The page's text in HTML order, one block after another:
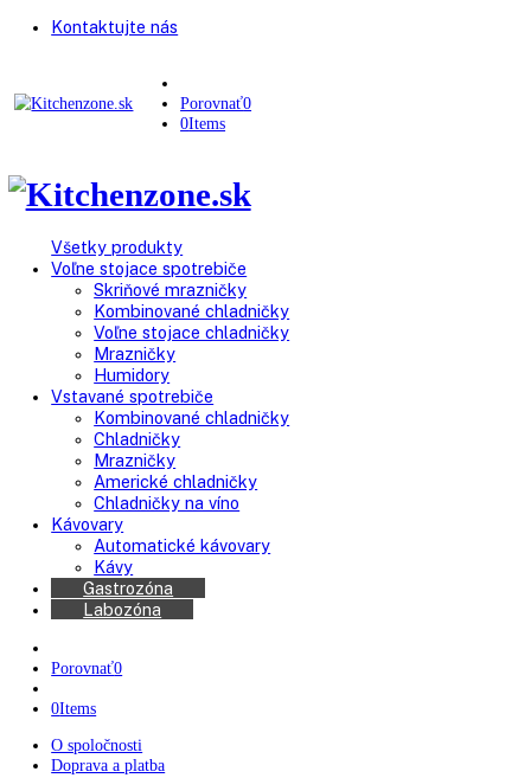
Kontaktujte nás
Porovnať
0Items
Všetky produkty
Voľne stojace spotrebiče
Skriňové mrazničky
Kombinované chladničky
Voľne stojace chladničky
Mrazničky
Humidory
Vstavané spotrebiče
Kombinované chladničky
Chladničky
Mrazničky
Americké chladničky
Chladničky na víno
Kávovary
Automatické kávovary
Labozóna
Porovnať0